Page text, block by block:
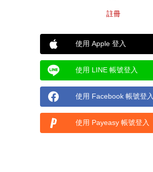
使用 Apple 登入
使用 LINE 帳號登入
使用 Facebook 帳號登入
使用 Payeasy 帳號登入